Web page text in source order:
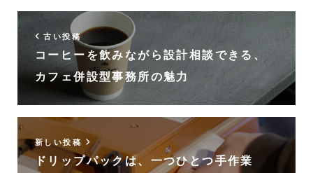
古い投稿
コーヒーを飲みながら設計相談できる、
カフェ併設型事務所の魅力
新しい投稿
ドリップパックは、一つひとつ手作業